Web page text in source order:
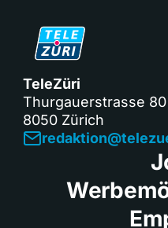
TeleZüri
Thurgauerstrasse 80
8050 Zürich